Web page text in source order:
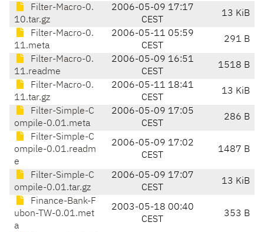
Filter-Macro-0.
10.tar.gz
2006-05-09 17:17
CEST
13 KiB
Filter-Macro-0.
11.meta
2006-05-11 05:59
CEST
291 B
Filter-Macro-0.
11.readme
2006-05-09 16:51
CEST
1518 B
Filter-Macro-0.
11.tar.gz
2006-05-11 18:41
CEST
13 KiB
Filter-Simple-C
ompile-0.01.meta
2006-05-09 17:05
CEST
286 B
Filter-Simple-C
ompile-0.01.readm
e
2006-05-09 17:02
CEST
1487 B
Filter-Simple-C
ompile-0.01.tar.gz
2006-05-09 17:07
CEST
13 KiB
Finance-Bank-F
ubon-TW-0.01.met
a
2003-05-18 00:40
CEST
353 B